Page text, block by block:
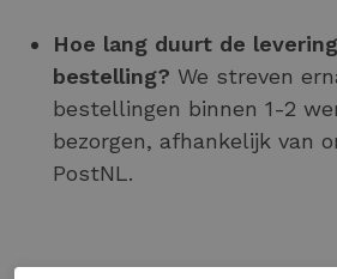
Hoe lang duurt de
bestelling? We streven
bestellingen binnen 1-2
bezorgen, afhankelijk van
PostNL.